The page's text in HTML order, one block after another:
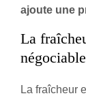
ajoute une
La
négociable
La fraîcheur